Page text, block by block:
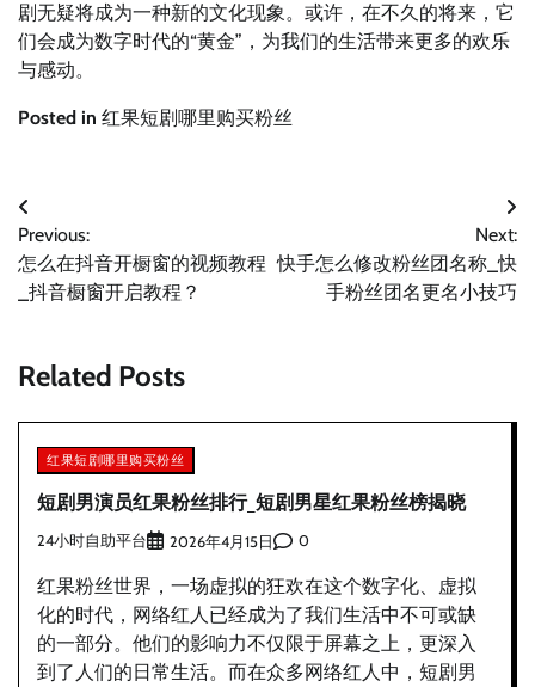
剧无疑将成为一种新的文化现象。或许，在不久的将来，它
们会成为数字时代的“黄金”，为我们的生活带来更多的欢乐
与感动。
Posted in 红果短剧哪里购买粉丝
文
章
导
Previous:
怎么在抖音开橱窗的视频教程
_抖音橱窗开启教程？
Next:
快手怎么修改粉丝团名称_快
手粉丝团名更名小技巧
Related Posts
红果短剧哪里购买粉丝
短剧男演员红果粉丝排行_短剧男星红果粉丝榜揭晓
24小时自助平台 2026年4月15日 0
红果粉丝世界，一场虚拟的狂欢在这个数字化、虚拟
化的时代，网络红人已经成为了我们生活中不可或缺
的一部分。他们的影响力不仅限于屏幕之上，更深入
到了人们的日常生活。而在众多网络红人中，短剧男